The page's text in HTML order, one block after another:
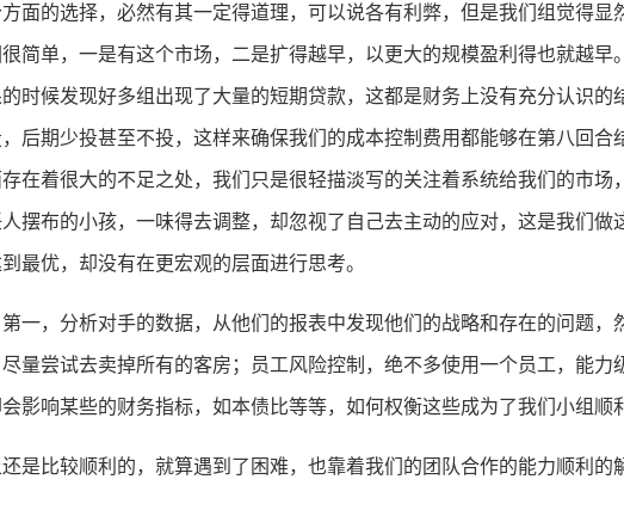
面的选择，必然有其一定得道理，可以说各有利弊，但是我们组觉得
简单，一是有这个市场，二是扩得越早，以更大的规模盈利得也就越
时候发现好多组出现了大量的短期贷款，这都是财务上没有充分认识
后期少投甚至不投，这样来确保我们的成本控制费用都能够在第八回
在着很大的不足之处，我们只是很轻描淡写的关注着系统给我们的市
摆布的小孩，一味得去调整，却忽视了自己去主动的应对，这是我们
最优，却没有在更宏观的层面进行思考。
一，分析对手的数据，从他们的报表中发现他们的战略和存在的问题
量尝试去卖掉所有的客房；员工风险控制，绝不多使用一个员工，能
影响某些的财务指标，如本债比等等，如何权衡这些成为了我们小组顺
是比较顺利的，就算遇到了困难，也靠着我们的团队合作的能力顺利